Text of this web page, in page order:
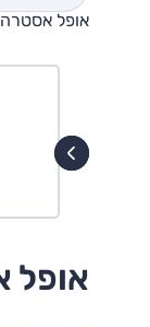
אופל אסטרה
אופל